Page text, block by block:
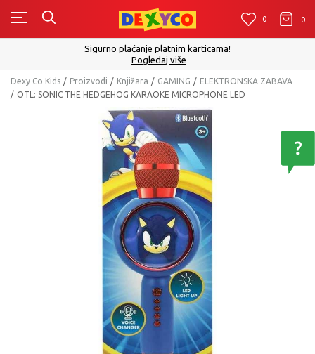
0 0
Click&Collect - Platite karticom Online i preuzmite u
izboru
Dexy Co Kids Proizvodi Knjižara GAMING
ELEKTRONSKA ZABAVA
OTL: SONIC THE HEDGEHOG KARAOKE MICROPHONE LED